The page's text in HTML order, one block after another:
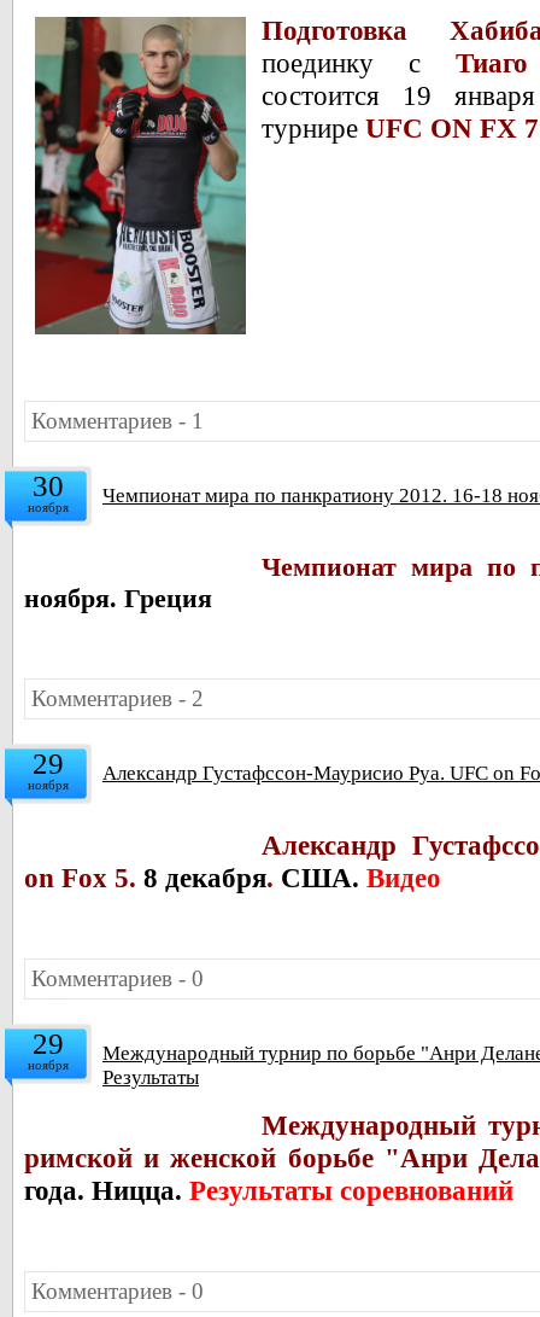
Подготовка
поединку с Тиаго
состоится 19
турнире UFC ON FX 7
Комментариев - 1
30
ноября Чемпионат мира по панкратиону 2012. 16-18
Чемпионат мира по
ноября. Греция
Комментариев - 2
29
ноября Александр Густафссон-Маурисио Руа. UFC on
Александр
on Fox 5. 8 декабря. США. Видео
Комментариев - 0
29
ноября
Международный турнир по борьбе "Анри
Результаты
Международный
римской и женской борьбе "Анри
года. Ницца. Результаты соревнований
Комментариев - 0